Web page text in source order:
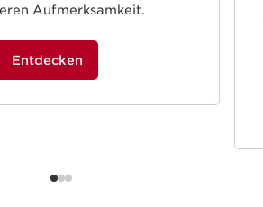
Aufmerksamkeit.
Entdecken